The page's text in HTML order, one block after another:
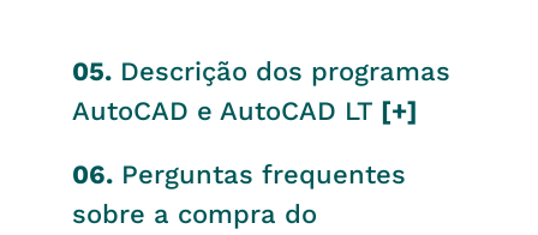
05. Descrição dos programas
AutoCAD e AutoCAD LT [+]
06. Perguntas frequentes
sobre a compra do